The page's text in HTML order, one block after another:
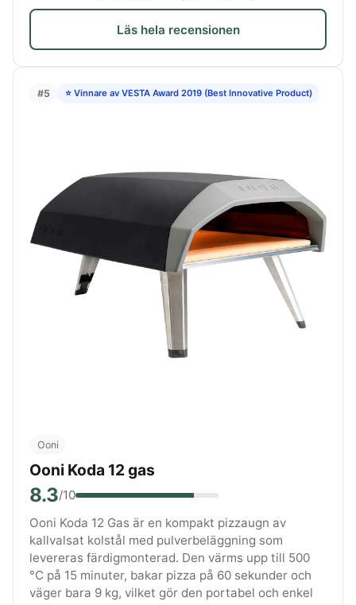
Läs hela recensionen
#5 ⭐ Vinnare av VESTA Award 2019 (Best Innovative Product)
Ooni
Ooni Koda 12 gas
8.3/10
Ooni Koda 12 Gas är en kompakt pizzaugn av
kallvalsat kolstål med pulverbeläggning som
levereras färdigmonterad. Den värms upp till 500
°C på 15 minuter, bakar pizza på 60 sekunder och
väger bara 9 kg, vilket gör den portabel och enkel